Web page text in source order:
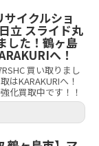
サイクルショ
立 スライド丸
した！鶴ヶ島
へ！
買い取りまし
はKARAKURIへ！
化買取中です！！